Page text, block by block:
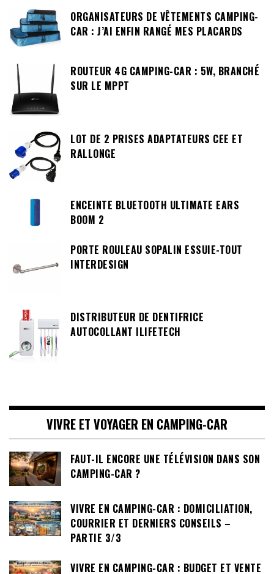
ORGANISATEURS DE VÊTEMENTS CAMPING-
CAR : J’AI ENFIN RANGÉ MES PLACARDS
ROUTEUR 4G CAMPING-CAR : 5W, BRANCHÉ
SUR LE MPPT
LOT DE 2 PRISES ADAPTATEURS CEE ET
RALLONGE
ENCEINTE BLUETOOTH ULTIMATE EARS
BOOM 2
PORTE ROULEAU SOPALIN ESSUIE-TOUT
INTERDESIGN
DISTRIBUTEUR DE DENTIFRICE
AUTOCOLLANT ILIFETECH
VIVRE ET VOYAGER EN CAMPING-CAR
FAUT-IL ENCORE UNE TÉLÉVISION DANS SON
CAMPING-CAR ?
VIVRE EN CAMPING-CAR : DOMICILIATION,
COURRIER ET DERNIERS CONSEILS –
PARTIE 3/3
VIVRE EN CAMPING-CAR : BUDGET ET VENTE